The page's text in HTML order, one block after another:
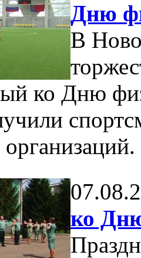
Дню
В
ко Дню
ко